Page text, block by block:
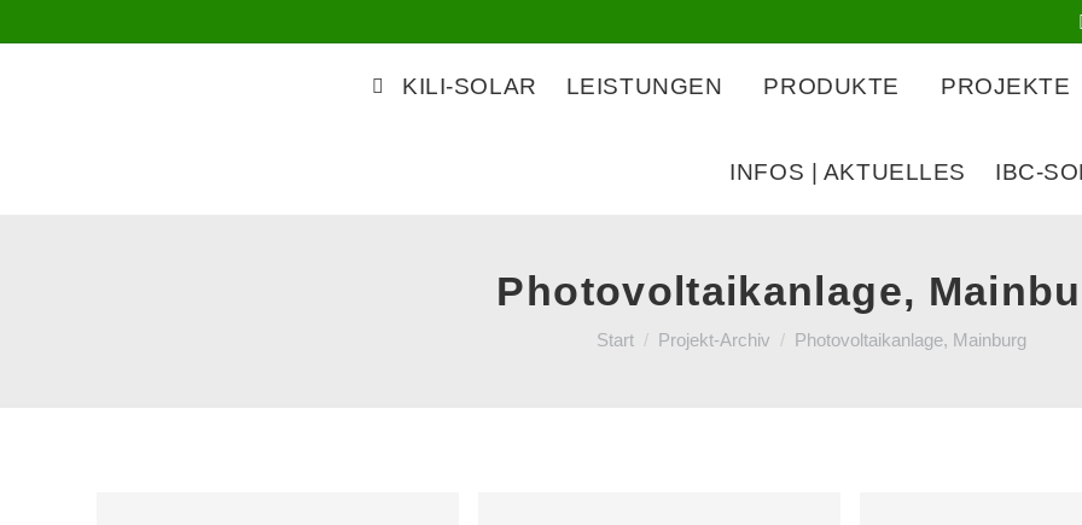
KILI-SOLAR LEISTUNGEN PRODUKTE PROJEKTE
INFOS | AKTUELLES IBC-
Photovoltaikanlage,
Sie befinden sich hier:
Start Projekt-Archiv Photovoltaikanlage, Mainburg